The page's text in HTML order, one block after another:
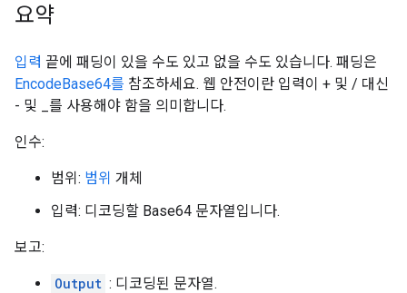
요약
입력 끝에 패딩이 있을 수도 있고 없을 수도 있습니다. 패딩은
EncodeBase64를 참조하세요. 웹 안전이란 입력이 + 및 / 대신
- 및 _를 사용해야 함을 의미합니다.
인수:
범위: 범위 개체
입력: 디코딩할 Base64 문자열입니다.
보고:
Output : 디코딩된 문자열.